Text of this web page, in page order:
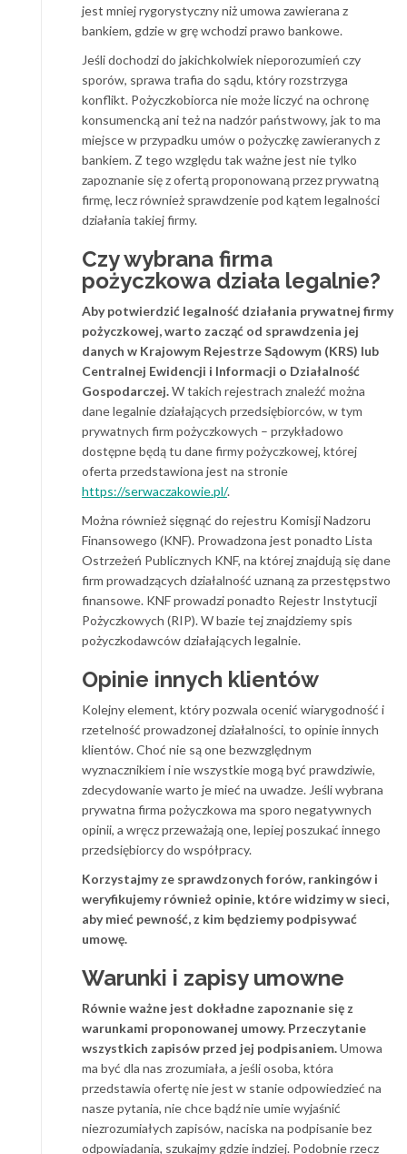
jest mniej rygorystyczny niż umowa zawierana z
bankiem, gdzie w grę wchodzi prawo bankowe.
Jeśli dochodzi do jakichkolwiek nieporozumień czy
sporów, sprawa trafia do sądu, który rozstrzyga
konflikt. Pożyczkobiorca nie może liczyć na ochronę
konsumencką ani też na nadzór państwowy, jak to ma
miejsce w przypadku umów o pożyczkę zawieranych z
bankiem. Z tego względu tak ważne jest nie tylko
zapoznanie się z ofertą proponowaną przez prywatną
firmę, lecz również sprawdzenie pod kątem legalności
działania takiej firmy.
Czy wybrana firma
pożyczkowa działa legalnie?
Aby potwierdzić legalność działania prywatnej firmy
pożyczkowej, warto zacząć od sprawdzenia jej
danych w Krajowym Rejestrze Sądowym (KRS) lub
Centralnej Ewidencji i Informacji o Działalność
Gospodarczej.W takich rejestrach znaleźć można
dane legalnie działających przedsiębiorców, w tym
prywatnych firm pożyczkowych – przykładowo
dostępne będą tu dane firmy pożyczkowej, której
oferta przedstawiona jest na stronie
https://serwaczakowie.pl/.
Można również sięgnąć do rejestru Komisji Nadzoru
Finansowego (KNF). Prowadzona jest ponadto Lista
Ostrzeżeń Publicznych KNF, na której znajdują się dane
firm prowadzących działalność uznaną za przestępstwo
finansowe. KNF prowadzi ponadto Rejestr Instytucji
Pożyczkowych (RIP). W bazie tej znajdziemy spis
pożyczkodawców działających legalnie.
Opinie innych klientów
Kolejny element, który pozwala ocenić wiarygodność i
rzetelność prowadzonej działalności, to opinie innych
klientów. Choć nie są one bezwzględnym
wyznacznikiem i nie wszystkie mogą być prawdziwie,
zdecydowanie warto je mieć na uwadze. Jeśli wybrana
prywatna firma pożyczkowa ma sporo negatywnych
opinii, a wręcz przeważają one, lepiej poszukać innego
przedsiębiorcy do współpracy.
Korzystajmy ze sprawdzonych forów, rankingów i
weryfikujemy również opinie, które widzimy w sieci,
aby mieć pewność, z kim będziemy podpisywać
umowę.
Warunki i zapisy umowne
Równie ważne jest dokładne zapoznanie się z
warunkami proponowanej umowy. Przeczytanie
wszystkich zapisów przed jej podpisaniem.Umowa
ma być dla nas zrozumiała, a jeśli osoba, która
przedstawia ofertę nie jest w stanie odpowiedzieć na
nasze pytania, nie chce bądź nie umie wyjaśnić
niezrozumiałych zapisów, naciska na podpisanie bez
odpowiadania, szukajmy gdzie indziej. Podobnie rzecz